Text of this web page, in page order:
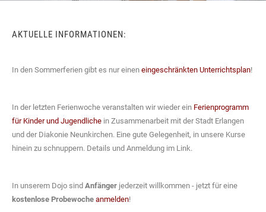
AKTUELLE INFORMATIONEN:
In den Sommerferien gibt es nur einen eingeschränkten Unterrichtsplan!
In der letzten Ferienwoche veranstalten wir wieder ein Ferienprogramm
für Kinder und Jugendliche in Zusammenarbeit mit der Stadt Erlangen
und der Diakonie Neunkirchen. Eine gute Gelegenheit, in unsere Kurse
hinein zu schnuppern. Details und Anmeldung im Link.
In unserem Dojo sind Anfänger jederzeit willkommen - jetzt für eine
kostenlose Probewoche anmelden!